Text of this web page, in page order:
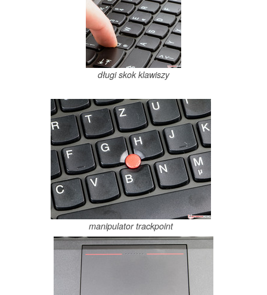
długi skok klawiszy
manipulator trackpoint